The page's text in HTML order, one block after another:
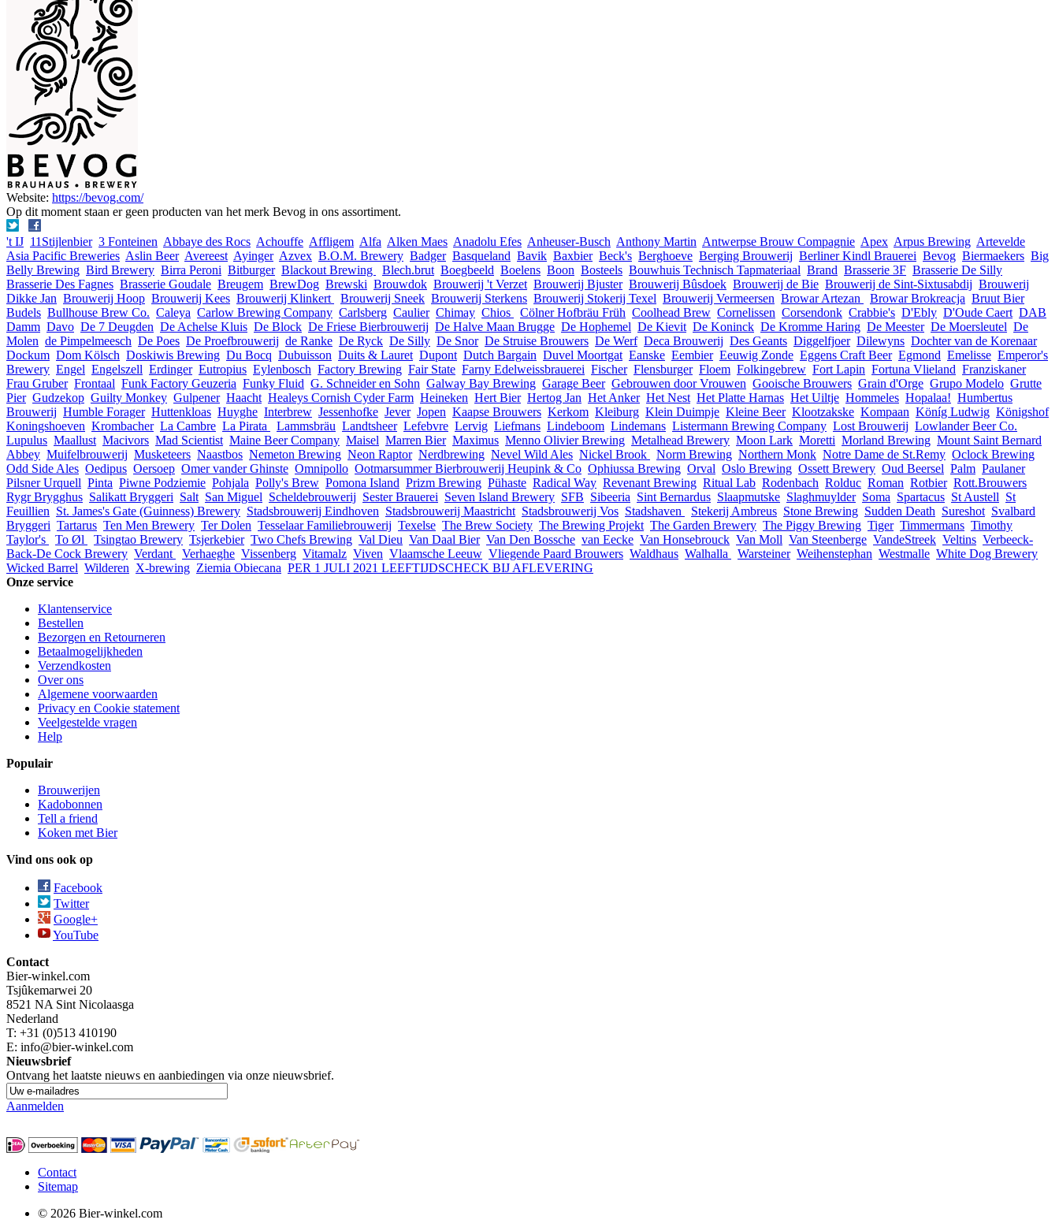
Website: https://bevog.com/
Op dit moment staan er geen producten van het merk Bevog in ons assortiment.
't IJ 11Stijlenbier 3 Fonteinen Abbaye des Rocs Achouffe Affligem Alfa Alken Maes Anadolu Efes Anheuser-Busch Anthony Martin Antwerpse Brouw Compagnie Apex Arpus Brewing Artevelde
Asia Pacific Breweries Aslin Beer Avereest Ayinger Azvex B.O.M. Brewery Badger Basqueland Bavik Baxbier Beck's Berghoeve Berging Brouwerij Berliner Kindl Brauerei Bevog Biermaekers Big
Belly Brewing Bird Brewery Birra Peroni Bitburger Blackout Brewing Blech.brut Boegbeeld Boelens Boon Bosteels Bouwhuis Technisch Tapmateriaal Brand Brasserie 3F Brasserie De Silly
Brasserie Des Fagnes Brasserie Goudale Breugem BrewDog Brewski Brouwdok Brouwerij 't Verzet Brouwerij Bjuster Brouwerij Bûsdoek Brouwerij de Bie Brouwerij de Sint-Sixtusabdij Brouwerij
Dikke Jan Brouwerij Hoop Brouwerij Kees Brouwerij Klinkert Brouwerij Sneek Brouwerij Sterkens Brouwerij Stokerij Texel Brouwerij Vermeersen Browar Artezan Browar Brokreacja Bruut Bier
Budels Bullhouse Brew Co. Caleya Carlow Brewing Company Carlsberg Caulier Chimay Chios Cölner Hofbräu Früh Coolhead Brew Cornelissen Corsendonk Crabbie's D'Ebly D'Oude Caert DAB
Damm Davo De 7 Deugden De Achelse Kluis De Block De Friese Bierbrouwerij De Halve Maan Brugge De Hophemel De Kievit De Koninck De Kromme Haring De Meester De Moersleutel De
Molen de Pimpelmeesch De Poes De Proefbrouwerij de Ranke De Ryck De Silly De Snor De Struise Brouwers De Werf Deca Brouwerij Des Geants Diggelfjoer Dilewyns Dochter van de Korenaar
Dockum Dom Kölsch Doskiwis Brewing Du Bocq Dubuisson Duits & Lauret Dupont Dutch Bargain Duvel Moortgat Eanske Eembier Eeuwig Zonde Eggens Craft Beer Egmond Emelisse Emperor's
Brewery Engel Engelszell Erdinger Eutropius Eylenbosch Factory Brewing Fair State Farny Edelweissbrauerei Fischer Flensburger Floem Folkingebrew Fort Lapin Fortuna Vlieland Franziskaner
Frau Gruber Frontaal Funk Factory Geuzeria Funky Fluid G. Schneider en Sohn Galway Bay Brewing Garage Beer Gebrouwen door Vrouwen Gooische Brouwers Grain d'Orge Grupo Modelo Grutte
Pier Gudzekop Guilty Monkey Gulpener Haacht Healeys Cornish Cyder Farm Heineken Hert Bier Hertog Jan Het Anker Het Nest Het Platte Harnas Het Uiltje Hommeles Hopalaa! Humbertus
Brouwerij Humble Forager Huttenkloas Huyghe Interbrew Jessenhofke Jever Jopen Kaapse Brouwers Kerkom Kleiburg Klein Duimpje Kleine Beer Klootzakske Kompaan Köníg Ludwig Königshof
Koningshoeven Krombacher La Cambre La Pirata Lammsbräu Landtsheer Lefebvre Lervig Liefmans Lindeboom Lindemans Listermann Brewing Company Lost Brouwerij Lowlander Beer Co.
Lupulus Maallust Macivors Mad Scientist Maine Beer Company Maisel Marren Bier Maximus Menno Olivier Brewing Metalhead Brewery Moon Lark Moretti Morland Brewing Mount Saint Bernard
Abbey Muifelbrouwerij Musketeers Naastbos Nemeton Brewing Neon Raptor Nerdbrewing Nevel Wild Ales Nickel Brook Norm Brewing Northern Monk Notre Dame de St.Remy Oclock Brewing
Odd Side Ales Oedipus Oersoep Omer vander Ghinste Omnipollo Ootmarsummer Bierbrouwerij Heupink & Co Ophiussa Brewing Orval Oslo Brewing Ossett Brewery Oud Beersel Palm Paulaner
Pilsner Urquell Pinta Piwne Podziemie Pohjala Polly's Brew Pomona Island Prizm Brewing Pühaste Radical Way Revenant Brewing Ritual Lab Rodenbach Rolduc Roman Rotbier Rott.Brouwers
Rygr Brygghus Salikatt Bryggeri Salt San Miguel Scheldebrouwerij Sester Brauerei Seven Island Brewery SFB Sibeeria Sint Bernardus Slaapmutske Slaghmuylder Soma Spartacus St Austell St
Feuillien St. James's Gate (Guinness) Brewery Stadsbrouwerij Eindhoven Stadsbrouwerij Maastricht Stadsbrouwerij Vos Stadshaven Stekerij Ambreus Stone Brewing Sudden Death Sureshot Svalbard
Bryggeri Tartarus Ten Men Brewery Ter Dolen Tesselaar Familiebrouwerij Texelse The Brew Society The Brewing Projekt The Garden Brewery The Piggy Brewing Tiger Timmermans Timothy
Taylor's
To Øl Tsingtao Brewery Tsjerkebier Two Chefs Brewing Val Dieu Van Daal Bier Van Den Bossche van Eecke Van Honsebrouck Van Moll Van Steenberge VandeStreek Veltins Verbeeck-
Back-De Cock Brewery Verdant Verhaeghe Vissenberg Vitamalz Viven Vlaamsche Leeuw Vliegende Paard Brouwers Waldhaus Walhalla Warsteiner Weihenstephan Westmalle White Dog Brewery
Wicked Barrel Wilderen X-brewing Ziemia Obiecana PER 1 JULI 2021 LEEFTIJDSCHECK BIJ AFLEVERING
Onze service
Klantenservice
Bestellen
Bezorgen en Retourneren
Betaalmogelijkheden
Verzendkosten
Over ons
Algemene voorwaarden
Privacy en Cookie statement
Veelgestelde vragen
Help
Populair
Brouwerijen
Kadobonnen
Tell a friend
Koken met Bier
Vind ons ook op
Facebook
Twitter
Google+
YouTube
Contact
Bier-winkel.com
Tsjûkemarwei 20
8521 NA Sint Nicolaasga
Nederland
T: +31 (0)513 410190
E: info@bier-winkel.com
Nieuwsbrief
Ontvang het laatste nieuws en aanbiedingen via onze nieuwsbrief.
Aanmelden
Contact
Sitemap
© 2026 Bier-winkel.com